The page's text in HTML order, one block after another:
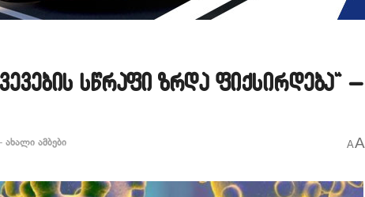
სწრაფი ზრდა ფიქსირდება“ –
- ახალი ამბები AA